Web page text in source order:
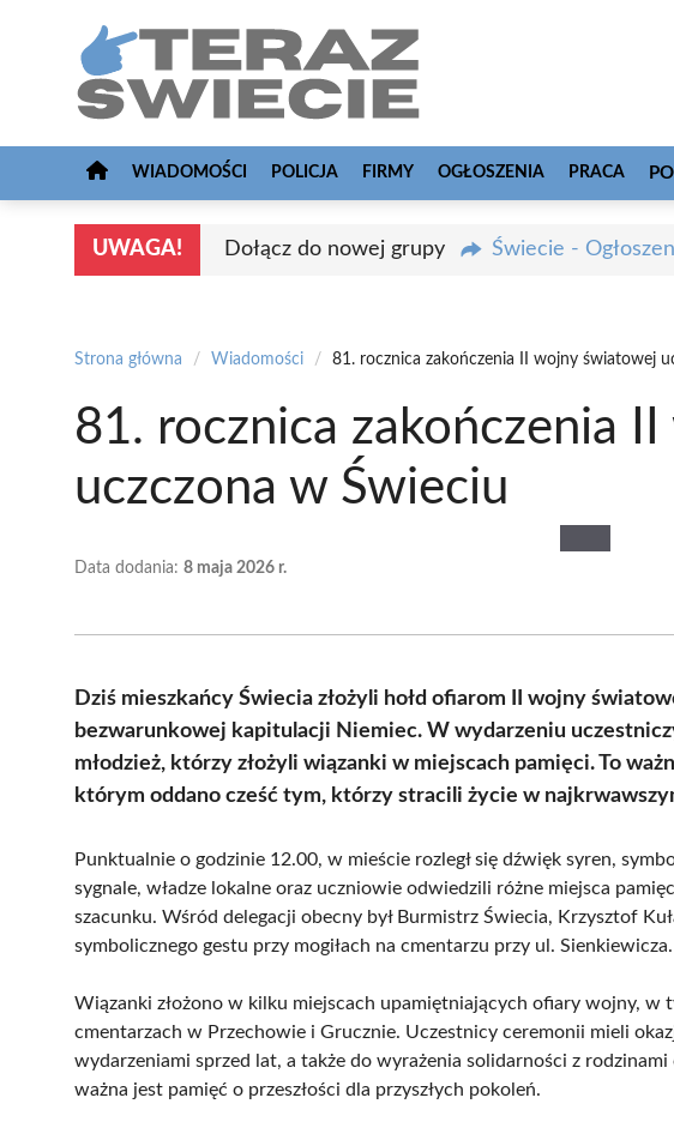
WIADOMOŚCI POLICJA FIRMY OGŁOSZENIA PRACA
UWAGA! Dołącz do nowej grupy Świecie -
Strona główna / Wiadomości / 81. rocznica zakończenia II wojny światowej
81. rocznica zakończenia
uczczona w Świeciu
Data dodania: 8 maja 2026 r.
Dziś mieszkańcy Świecia złożyli hołd ofiarom II wojny
bezwarunkowej kapitulacji Niemiec. W wydarzeniu
młodzież, którzy złożyli wiązanki w miejscach pamięci. To
którym oddano cześć tym, którzy stracili życie w
Punktualnie o godzinie 12.00, w mieście rozległ się dźwięk syren,
sygnale, władze lokalne oraz uczniowie odwiedzili różne miejsca
szacunku. Wśród delegacji obecny był Burmistrz Świecia, Krzysztof
symbolicznego gestu przy mogiłach na cmentarzu przy ul. Sienkiewicza.
Wiązanki złożono w kilku miejscach upamiętniających ofiary wojny, w
cmentarzach w Przechowie i Grucznie. Uczestnicy ceremonii mieli
wydarzeniami sprzed lat, a także do wyrażenia solidarności z
ważna jest pamięć o przeszłości dla przyszłych pokoleń.